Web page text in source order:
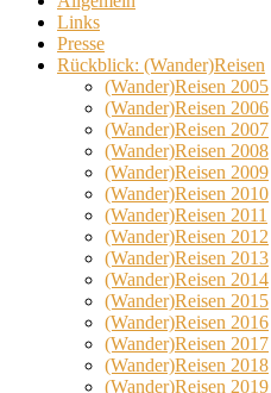
Links
Presse
Rückblick: (Wander)Reisen
(Wander)Reisen 2005
(Wander)Reisen 2006
(Wander)Reisen 2007
(Wander)Reisen 2008
(Wander)Reisen 2009
(Wander)Reisen 2010
(Wander)Reisen 2011
(Wander)Reisen 2012
(Wander)Reisen 2013
(Wander)Reisen 2014
(Wander)Reisen 2015
(Wander)Reisen 2016
(Wander)Reisen 2017
(Wander)Reisen 2018
(Wander)Reisen 2019